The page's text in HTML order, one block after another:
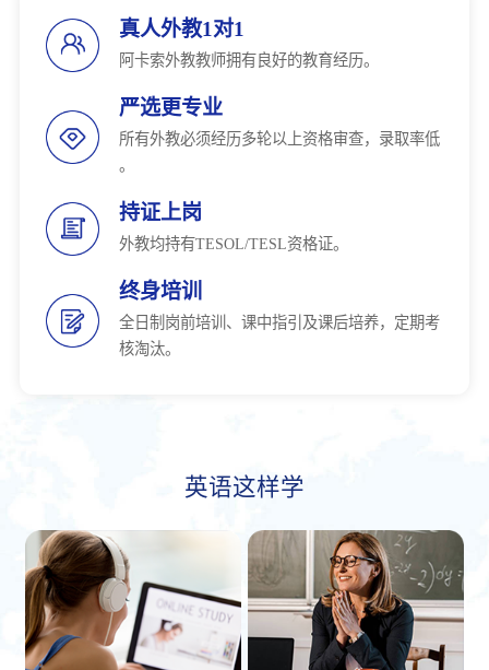
真人外教1对1
阿卡索外教教师拥有良好的教育经历。
严选更专业
所有外教必须经历多轮以上资格审查，录取率低
。
持证上岗
外教均持有TESOL/TESL资格证。
终身培训
全日制岗前培训、课中指引及课后培养，定期考
核淘汰。
英语这样学